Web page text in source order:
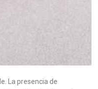
La presencia de